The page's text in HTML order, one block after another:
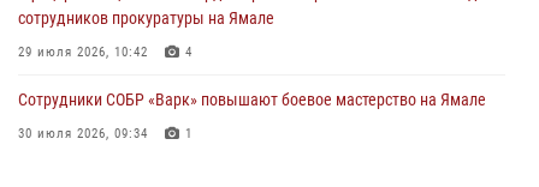
сотрудников прокуратуры на Ямале
29 июля 2026, 10:42 4
Сотрудники СОБР «Варк» повышают боевое мастерство на Ямале
30 июля 2026, 09:34 1